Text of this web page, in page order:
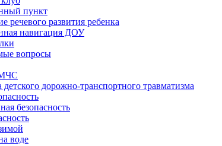
пункт
речевого развития ребенка
навигация ДОУ
вопросы
дорожно-транспортного травматизма
безопасность
воде